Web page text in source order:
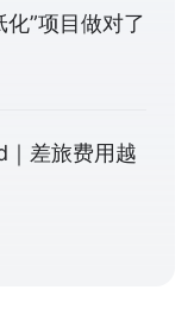
”项目做对了
差旅费用越